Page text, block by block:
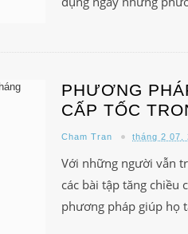
PHƯƠNG
CẤP TỐC
Cham Tran tháng 2 07,
Với những người vẫn
các bài tập tăng chiều
phương pháp giúp họ